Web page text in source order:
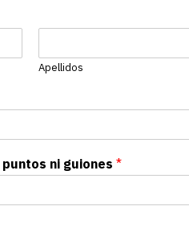
Apellidos
ni guiones *